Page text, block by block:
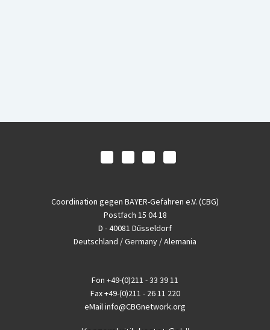
Coordination gegen BAYER-Gefahren e.V. (CBG)
Postfach 15 04 18
D - 40081 Düsseldorf
Deutschland / Germany / Alemania
Fon +49-(0)211 - 33 39 11
Fax+49-(0)211 - 26 11 220
eMailinfo@CBGnetwork.org